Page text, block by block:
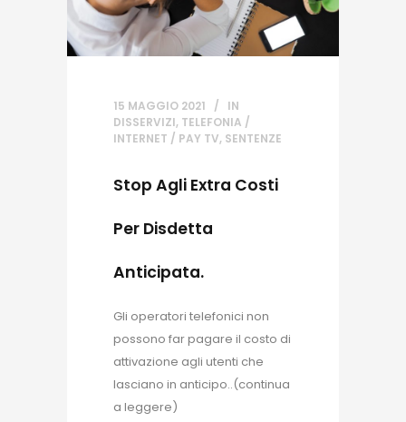
15 MAGGIO 2021
IN
DISSERVIZI, TELEFONIA /
INTERNET / PAY TV, SENTENZE
Stop Agli Extra Costi
Per Disdetta
Anticipata.
Gli operatori telefonici non
possono far pagare il costo di
attivazione agli utenti che
lasciano in anticipo..(continua
a leggere)